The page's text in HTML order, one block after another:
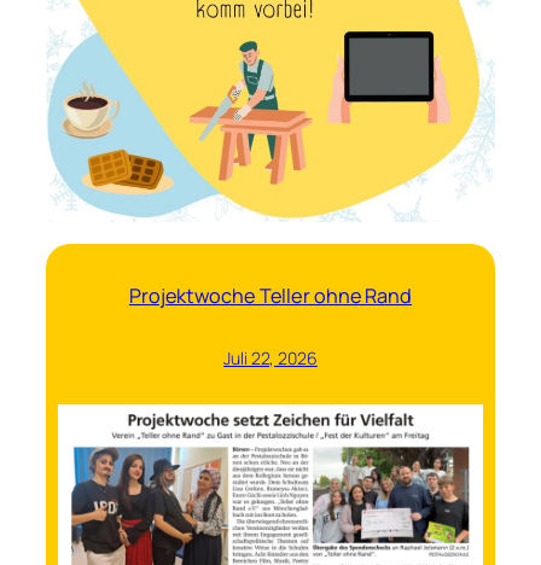
Projektwoche Teller ohne Rand
Juli 22, 2026